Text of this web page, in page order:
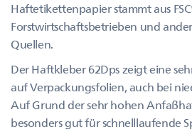
Haftetikettenpapier stammt aus
Forstwirtschaftsbetrieben und
Quellen.
Der Haftkleber 62Dps zeigt eine
auf Verpackungsfolien, auch bei
Auf Grund der sehr hohen
besonders gut für schnelllaufende